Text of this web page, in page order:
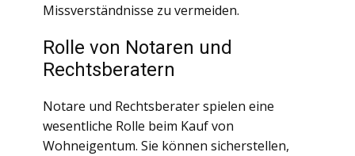
Missverständnisse zu vermeiden.
Rolle von Notaren und
Rechtsberatern
Notare und Rechtsberater spielen eine
wesentliche Rolle beim Kauf von
Wohneigentum. Sie können sicherstellen,